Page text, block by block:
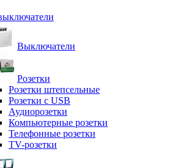
Выключатели
Розетки
Розетки штепсельные
Розетки с USB
Аудиорозетки
Компьютерные розетки
Телефонные розетки
TV-розетки